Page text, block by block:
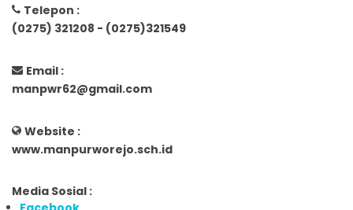
Telepon :
(0275) 321208 - (0275)321549
Email :
manpwr62@gmail.com
Website :
www.manpurworejo.sch.id
Media Sosial :